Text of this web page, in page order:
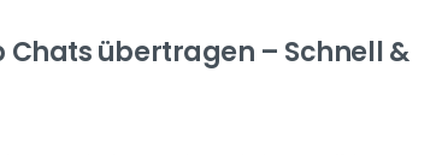
Chats übertragen – Schnell &